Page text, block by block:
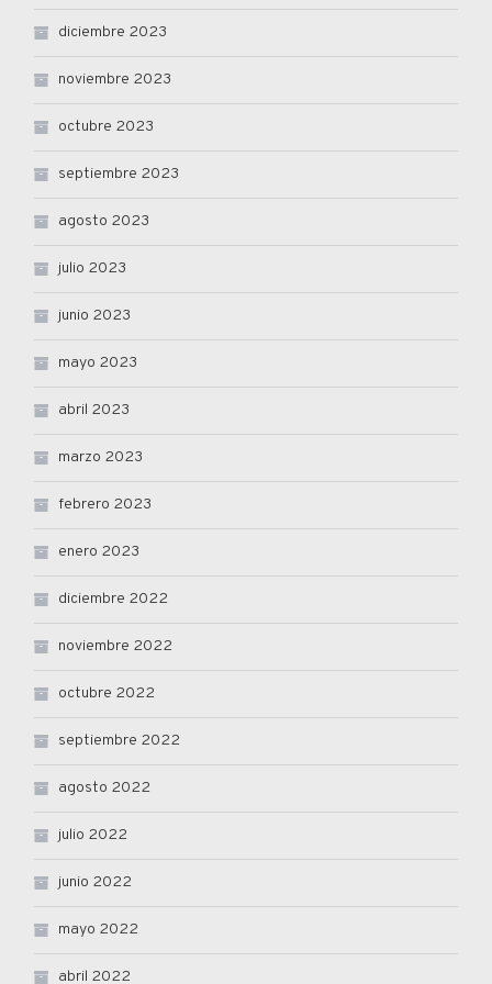
diciembre 2023
noviembre 2023
octubre 2023
septiembre 2023
agosto 2023
julio 2023
junio 2023
mayo 2023
abril 2023
marzo 2023
febrero 2023
enero 2023
diciembre 2022
noviembre 2022
octubre 2022
septiembre 2022
agosto 2022
julio 2022
junio 2022
mayo 2022
abril 2022